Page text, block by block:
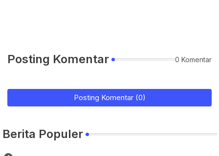
Posting Komentar 0 Komentar
Posting Komentar (0)
Berita Populer